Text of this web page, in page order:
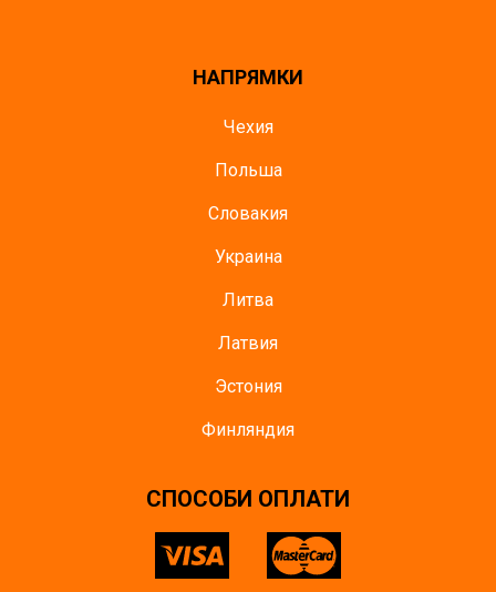
НАПРЯМКИ
Чехия
Польша
Словакия
Украина
Литва
Латвия
Эстония
Финляндия
СПОСОБИ ОПЛАТИ